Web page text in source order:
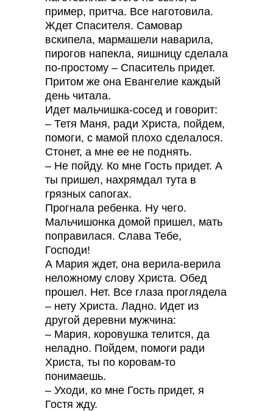
пример, притча. Все наготовила.
Ждет Спасителя. Самовар
вскипела, мармашели наварила,
пирогов напекла, яишницу сделала
по-простому – Спаситель придет.
Притом же она Евангелие каждый
день читала.
Идет мальчишка-сосед и говорит:
– Тетя Маня, ради Христа, пойдем,
помоги, с мамой плохо сделалося.
Стонет, а мне ее не поднять.
– Не пойду. Ко мне Гость придет. А
ты пришел, нахрямдал тута в
грязных сапогах.
Прогнала ребенка. Ну чего.
Мальчишонка домой пришел, мать
поправилася. Слава Тебе,
Господи!
А Мария ждет, она верила-верила
неложному слову Христа. Обед
прошел. Нет. Все глаза проглядела
– нету Христа. Ладно. Идет из
другой деревни мужчина:
– Мария, коровушка телится, да
неладно. Пойдем, помоги ради
Христа, ты по коровам-то
понимаешь.
– Уходи, ко мне Гость придет, я
Гостя жду.